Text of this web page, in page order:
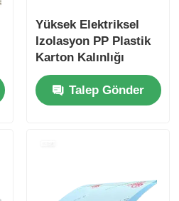
Yüksek Elektriksel
Izolasyon PP Plastik
Karton Kalınlığı
Genellikle 1 mm'den
20 mm'ye kadar
değişir Elektriksel ve
Talep Gönder